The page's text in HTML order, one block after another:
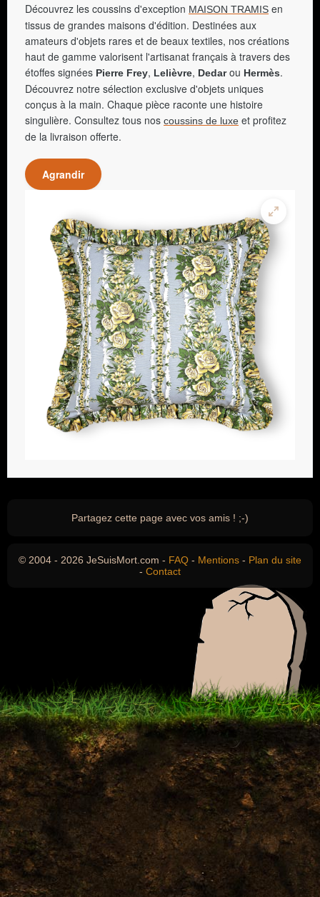
Découvrez les coussins d'exception MAISON TRAMIS en
tissus de grandes maisons d'édition. Destinées aux
amateurs d'objets rares et de beaux textiles, nos créations
haut de gamme valorisent l'artisanat français à travers des
étoffes signées Pierre Frey, Lelièvre, Dedarou Hermès.
Découvrez notre sélection exclusive d'objets uniques
conçus à la main. Chaque pièce raconte une histoire
singulière. Consultez tous nos coussins de luxe et profitez
de la livraison offerte.
Agrandir
Partagez cette page avec vos amis ! ;-)
© 2004 - 2026 JeSuisMort.com - FAQ - Mentions - Plan du site
- Contact